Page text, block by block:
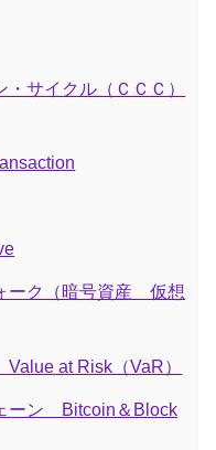
サイクル（ＣＣＣ）
ーク（暗号資産 仮想
at Risk（VaR）
ーン Bitcoin＆Block